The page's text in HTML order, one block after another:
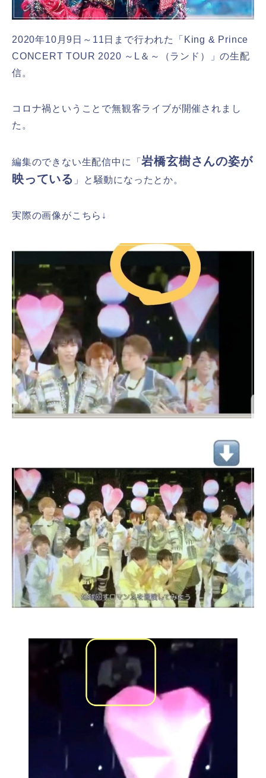
2020年10月9日～11日まで行われた「King & Prince
CONCERT TOUR 2020 ～L＆～（ランド）」の生配
信。
コロナ禍ということで無観客ライブが開催されまし
た。
編集のできない生配信中に「岩橋玄樹さんの姿が
映っている 」と騒動になったとか。
実際の画像がこちら↓